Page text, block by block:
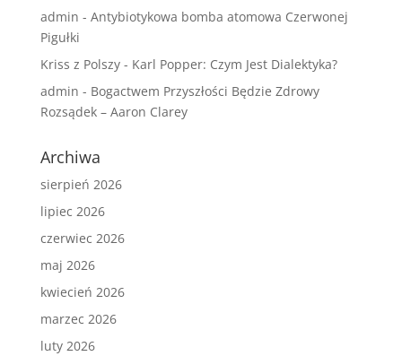
admin - Antybiotykowa bomba atomowa Czerwonej
Pigułki
Kriss z Polszy- Karl Popper: Czym Jest Dialektyka?
admin - Bogactwem Przyszłości Będzie Zdrowy
Rozsądek – Aaron Clarey
Archiwa
sierpień 2026
lipiec 2026
czerwiec 2026
maj 2026
kwiecień 2026
marzec 2026
luty 2026